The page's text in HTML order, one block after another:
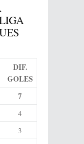
DIF.
GOLES
7
4
3